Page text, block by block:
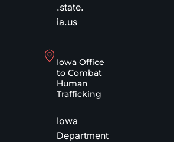
.state.
ia.us
Iowa Office
to Combat
Human
Trafficking
Iowa
Department